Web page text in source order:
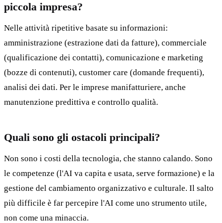
piccola impresa?
Nelle attività ripetitive basate su informazioni:
amministrazione (estrazione dati da fatture), commerciale
(qualificazione dei contatti), comunicazione e marketing
(bozze di contenuti), customer care (domande frequenti),
analisi dei dati. Per le imprese manifatturiere, anche
manutenzione predittiva e controllo qualità.
Quali sono gli ostacoli principali?
Non sono i costi della tecnologia, che stanno calando. Sono
le competenze (l'AI va capita e usata, serve formazione) e la
gestione del cambiamento organizzativo e culturale. Il salto
più difficile è far percepire l'AI come uno strumento utile,
non come una minaccia.